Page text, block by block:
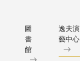
圖
書
館
逸夫演
藝中心